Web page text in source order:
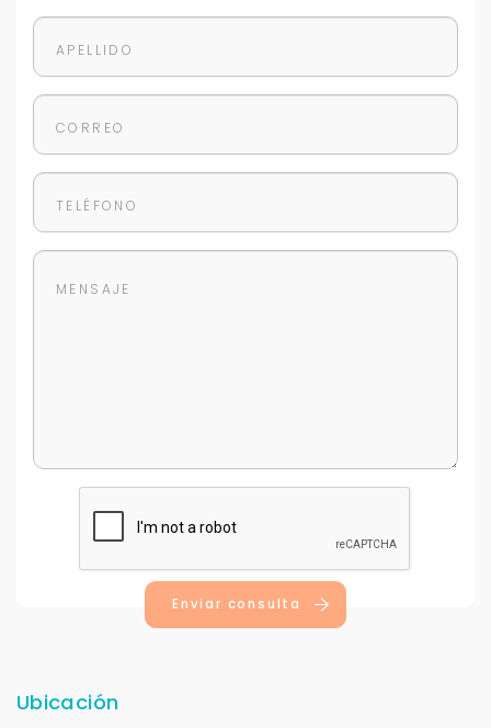
Enviar consulta
Ubicación
Déjanos tus datos para identificar tu consulta en el
sistema de gestión de clientes.
Tu WhatsApp *
Continuar por WhatsApp
Cancelar
Buscamos darte la mejor experiencia.
Con estos datos podemos responderte mejor y